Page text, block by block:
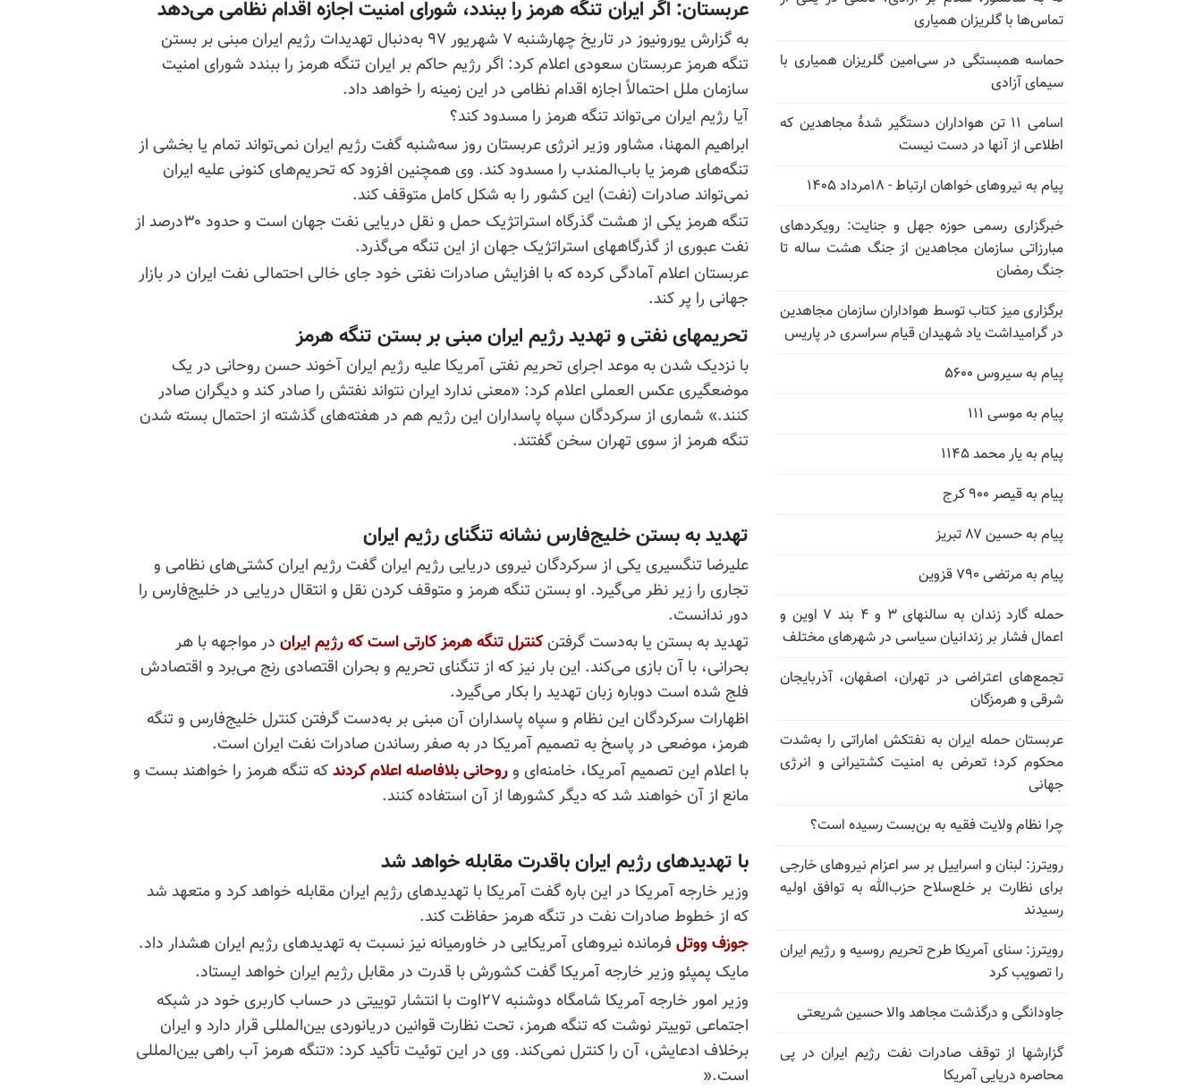
عربستان: اگر ایران تنگه هرمز را ببندد، شورای امنیت اجازه اقدام نظامی می‌دهد
به گزارش یورونیوز در تاریخ چهارشنبه ۷ شهریور ۹۷ به‌دنبال تهدیدات رژیم ایران مبنی بر بستن
تنگه هرمز عربستان سعودی اعلام کرد: اگر رژیم حاکم بر ایران تنگه هرمز را ببندد شورای امنیت
سازمان ملل احتمالاً اجازه اقدام نظامی در این زمینه را خواهد داد.
آیا رژیم ایران می‌تواند تنگه هرمز را مسدود کند؟
ابراهیم المهنا، مشاور وزیر انرژی عربستان روز سه‌شنبه گفت رژیم ایران نمی‌تواند تمام یا بخشی از
تنگه‌های هرمز یا باب‌المندب را مسدود کند. وی همچنین افزود که تحریم‌های کنونی علیه ایران
نمی‌تواند صادرات (نفت) این کشور را به شکل کامل متوقف کند.
تنگه هرمز یکی از هشت گذرگاه استراتژیک حمل‌ و نقل دریایی نفت جهان است و حدود ۳۰درصد از
نفت عبوری از گذرگاههای استراتژیک جهان از این تنگه می‌گذرد.
عربستان اعلام آمادگی کرده که با افزایش صادرات نفتی خود جای خالی احتمالی نفت ایران در بازار
جهانی را پر کند.
تحریمهای نفتی و تهدید رژیم ایران مبنی بر بستن تنگه هرمز
با نزدیک شدن به موعد اجرای تحریم نفتی آمریکا علیه رژیم ایران آخوند حسن روحانی در یک
موضعگیری عکس العملی اعلام کرد: «معنی ندارد ایران نتواند نفتش را صادر کند و دیگران صادر
کنند.» شماری از سرکردگان سپاه پاسداران این رژیم هم در هفته‌های گذشته از احتمال بسته شدن
تنگه هرمز از سوی تهران سخن گفتند.
تهدید به بستن خلیج‌فارس نشانه تنگنای رژیم ایران
علیرضا تنگسیری یکی از سرکردگان نیروی دریایی رژیم ایران گفت رژیم ایران کشتی‌های نظامی و
تجاری را زیر نظر می‌گیرد. او بستن تنگه هرمز و متوقف کردن نقل و انتقال دریایی در خلیج‌فارس را
دور ندانست.
تهدید به بستن یا به‌دست گرفتن کنترلتنگههرمزکارتیاستکهرژیمایران در مواجهه با هر
بحرانی، با آن بازی می‌کند. این بار نیز که از تنگنای تحریم و بحران اقتصادی رنج می‌برد و اقتصادش
فلج شده است دوباره زبان تهدید را بکار می‌گیرد.
اظهارات سرکردگان این نظام و سپاه پاسداران آن مبنی بر به‌دست گرفتن کنترل خلیج‌فارس و تنگه
هرمز، موضعی در پاسخ به تصمیم آمریکا در به صفر رساندن صادرات نفت ایران است.
با اعلام این تصمیم آمریکا، خامنه‌ای وروحانیبلافاصلهاعلامکردندکه تنگه هرمز را خواهند بست و
مانع از آن خواهند شد که دیگر کشورها از آن استفاده کنند.
با تهدیدهای رژیم ایران باقدرت مقابله خواهد شد
وزیر خارجه آمریکا در این باره گفت آمریکا با تهدیدهای رژیم ایران مقابله خواهد کرد و متعهد شد
که از خطوط صادرات نفت در تنگه هرمز حفاظت کند.
جوزفووتل فرمانده نیروهای آمریکایی در خاورمیانه نیز نسبت به تهدیدهای رژیم ایران هشدار داد.
مایک پمپئو وزیر خارجه آمریکا گفت کشورش با قدرت در مقابل رژیم ایران خواهد ایستاد.
وزیر امور خارجه آمریکا شامگاه دوشنبه ۲۷اوت با انتشار توییتی در حساب کاربری خود در شبکه
اجتماعی توییتر نوشت که تنگه هرمز، تحت نظارت قوانین دریانوردی بین‌المللی قرار دارد و ایران
برخلاف ادعایش، آن را کنترل نمی‌کند. وی در این توئیت تأکید کرد: «تنگه هرمز آب راهی بین‌المللی
است».
تماس‌ها با گلریزان همیاری
حماسه همبستگی در سی‌امین گلریزان همیاری با
سیمای آزادی
اسامی ۱۱ تن هواداران دستگیر شدهٔ مجاهدین که
اطلاعی از آنها در دست نیست
پیام به نیروهای خواهان ارتباط - ۱۸مرداد ۱۴۰۵
خبرگزاری رسمی حوزه جهل و جنایت: رویکردهای
مبارزاتی سازمان مجاهدین از جنگ هشت ساله تا
جنگ رمضان
برگزاری میز کتاب توسط هواداران سازمان مجاهدین
در گرامیداشت یاد شهیدان قیام سراسری در پاریس
پیام به سیروس ۵۶۰۰
پیام به موسی ۱۱۱
پیام به یار محمد ۱۱۴۵
پیام به قیصر ۹۰۰ کرج
پیام به حسین ۸۷ تبریز
پیام به مرتضی ۷۹۰ قزوین
حمله گارد زندان به سالنهای ۳ و ۴ بند ۷ اوین و
اعمال فشار بر زندانیان سیاسی در شهرهای مختلف
تجمع‌های اعتراضی در تهران، اصفهان، آذربایجان
شرقی و هرمزگان
عربستان حمله ایران به نفتکش اماراتی را به‌شدت
محکوم کرد؛ تعرض به امنیت کشتیرانی و انرژی
جهانی
چرا نظام ولایت فقیه به بن‌بست رسیده است؟
رویترز: لبنان و اسراییل بر سر اعزام نیروهای خارجی
برای نظارت بر خلع‌سلاح حزب‌الله به توافق اولیه
رسیدند
رویترز: سنای آمریکا طرح تحریم روسیه و رژیم ایران
را تصویب کرد
جاودانگی و درگذشت مجاهد والا حسین شریعتی
گزارشها از توقف صادرات نفت رژیم ایران در پی
محاصره دریایی آمریکا